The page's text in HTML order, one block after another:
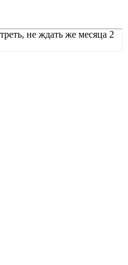
не ждать же месяца 2